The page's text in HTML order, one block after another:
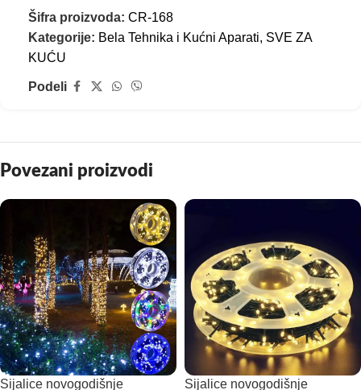
Šifra proizvoda: CR-168
Kategorije: Bela Tehnika i Kućni Aparati, SVE ZA
KUĆU
Podeli
Povezani proizvodi
Sijalice novogodišnje
Sijalice novogodišnje